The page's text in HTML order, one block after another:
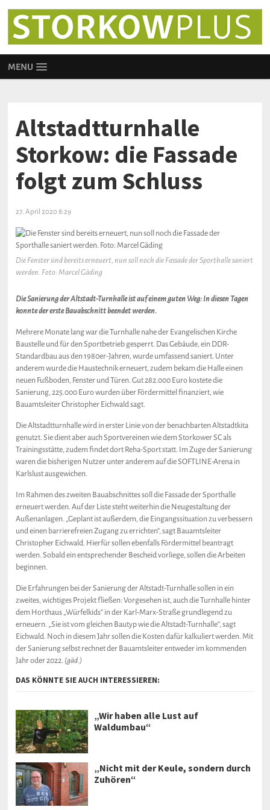
MENU
Altstadtturnhalle
Storkow: die Fassade
folgt zum Schluss
27. April 2020 8:29
Die Fenster sind bereits erneuert, nun soll noch die Fassade der Sporthalle saniert
werden. Foto: Marcel Gäding
Die Sanierung der Altstadt-Turnhalle ist auf einem guten Weg: In diesen Tagen
konnte der erste Bauabschnitt beendet werden.
Mehrere Monate lang war die Turnhalle nahe der Evangelischen Kirche
Baustelle und für den Sportbetrieb gesperrt. Das Gebäude, ein DDR-
Standardbau aus den 1980er-Jahren, wurde umfassend saniert. Unter
anderem wurde die Haustechnik erneuert, zudem bekam die Halle einen
neuen Fußboden, Fenster und Türen. Gut 282.000 Euro kostete die
Sanierung, 225.000 Euro wurden über Fördermittel finanziert, wie
Bauamtsleiter Christopher Eichwald sagt.
Die Altstadtturnhalle wird in erster Linie von der benachbarten Altstadtkita
genutzt. Sie dient aber auch Sportvereinen wie dem Storkower SC als
Trainingsstätte, zudem findet dort Reha-Sport statt. Im Zuge der Sanierung
waren die bisherigen Nutzer unter anderem auf die SOFTLINE-Arena in
Karlslust ausgewichen.
Im Rahmen des zweiten Bauabschnittes soll die Fassade der Sporthalle
erneuert werden. Auf der Liste steht weiterhin die Neugestaltung der
Außenanlagen. „Geplant ist außerdem, die Eingangssituation zu verbessern
und einen barrierefreien Zugang zu errichten“, sagt Bauamtsleiter
Christopher Eichwald. Hierfür sollen ebenfalls Fördermittel beantragt
werden. Sobald ein entsprechender Bescheid vorliege, sollen die Arbeiten
beginnen.
Die Erfahrungen bei der Sanierung der Altstadt-Turnhalle sollen in ein
zweites, wichtiges Projekt fließen: Vorgesehen ist, auch die Turnhalle hinter
dem Horthaus „Würfelkids“ in der Karl-Marx-Straße grundlegend zu
erneuern. „Sie ist vom gleichen Bautyp wie die Altstadt-Turnhalle“, sagt
Eichwald. Noch in diesem Jahr sollen die Kosten dafür kalkuliert werden. Mit
der Sanierung selbst rechnet der Bauamtsleiter entweder im kommenden
Jahr oder 2022. (gäd.)
DAS KÖNNTE SIE AUCH INTERESSIEREN:
„Wir haben alle Lust auf
Waldumbau“
„Nicht mit der Keule, sondern durch
Zuhören“